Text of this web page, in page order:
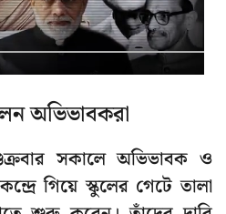
অভিভাবকরা
সকালে অভিভাবক ও
গিয়ে স্কুলের গেটে তালা